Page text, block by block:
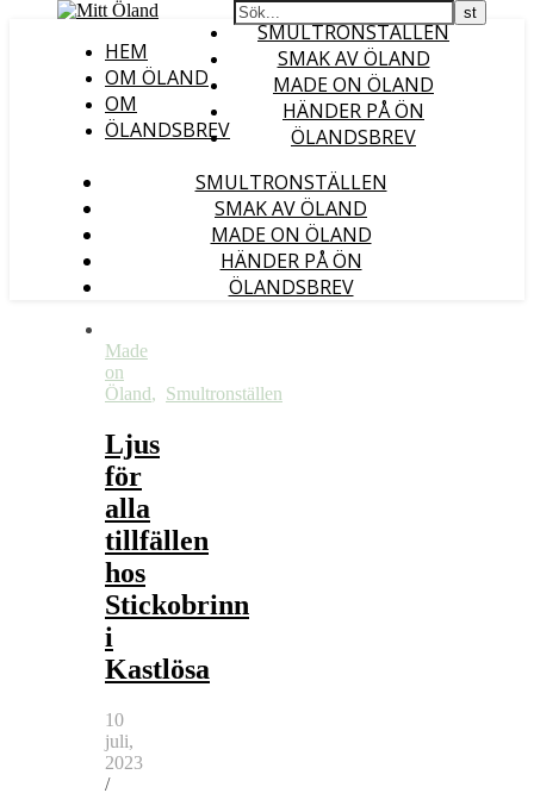
HEM
OM ÖLAND
OM
ÖLANDSBREV
SMULTRONSTÄLLEN
SMAK AV ÖLAND
MADE ON ÖLAND
HÄNDER PÅ ÖN
ÖLANDSBREV
SMULTRONSTÄLLEN
SMAK AV ÖLAND
MADE ON ÖLAND
HÄNDER PÅ ÖN
ÖLANDSBREV
Made
on
Öland, Smultronställen
Ljus
för
alla
tillfällen
hos
Stickobrinn
i
Kastlösa
10
juli,
2023
/